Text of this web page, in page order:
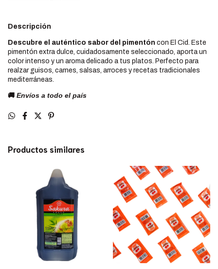
Descripción
Descubre el auténtico sabor del pimentón con El Cid. Este
pimentón extra dulce, cuidadosamente seleccionado, aporta un
color intenso y un aroma delicado a tus platos. Perfecto para
realzar guisos, carnes, salsas, arroces y recetas tradicionales
mediterráneas.
🚚 Envíos a todo el país
Productos similares